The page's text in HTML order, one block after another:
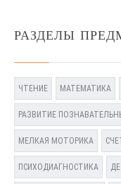
РАЗДЕЛЫ
ЧТЕНИЕ МАТЕМАТИКА
РАЗВИТИЕ
МЕЛКАЯ МОТОРИКА
ПСИХОДИАГНОСТИКА